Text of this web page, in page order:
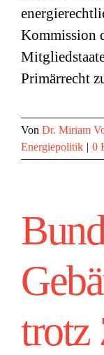
Kommission
Primärrecht
Von Dr. Miriam
Energiepolitik | 0
trotz